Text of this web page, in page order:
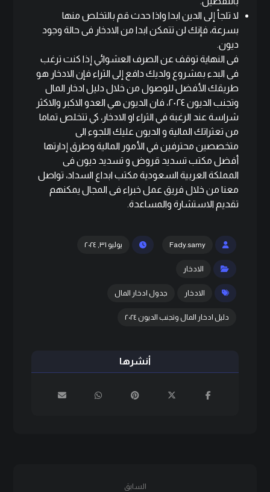
لا تلجأ إلى الدين ابدا واذا حدث قم بالتخلص منها
بسرعة، فإنك لن تتمكن ابدا من الادخار فى حالة وجود
ديون.
فى النهاية توقف عن الصرف العشوائي إذا كنت ترغب
فى البدء بمشروع ولديك دافع إلى الثراء فإن الادخار هو
طريقك الأفضل للوصول من خلال دليل ادخار المال
وتجنب الديون ٢٠٢٤، فان الديون هي العدو الاكبر والاكثر
شراسة عند الرغبة في الثراء او الادخار، كي تتخلص تماما
من تعثراتك المالية و الديون عليك اللجوء الى
متخصصين محترفين في الأمور المالية وطرق إدارتها
أفضل مكتب تسديد قروض و تسديد ديون فى
المملكة العربية السعودية مكتب ابداع السداد، تواصل
معنا من خلال فريق عمل خبراء فى المجال يمكنهم
تقديم الاستشارة والمساعدة.
Fady.samy يوليو ٣١, ٢٠٢٤
الادخار
الادخار جدول ادخار المال
دليل ادخار المال وتجنب الديون ٢٠٢٤
السابق